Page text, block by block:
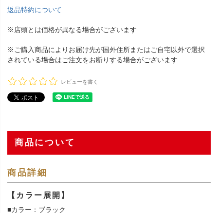
返品特約について
※店頭とは価格が異なる場合がございます
※ご購入商品によりお届け先が国外住所またはご自宅以外で選択
されている場合はご注文をお断りする場合がございます
レビューを書く
商品について
商品詳細
【カラー展開】
■カラー：ブラック